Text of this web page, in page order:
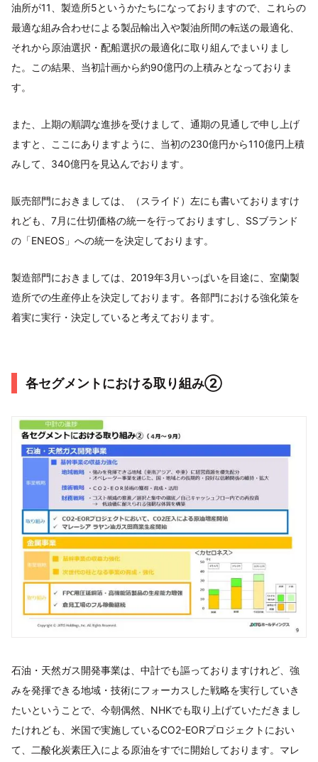
油所が11、製造所5というかたちになっておりますので、これらの
最適な組み合わせによる製品輸出入や製油所間の転送の最適化、
それから原油選択・配船選択の最適化に取り組んでまいりまし
た。この結果、当初計画から約90億円の上積みとなっておりま
す。
また、上期の順調な進捗を受けまして、通期の見通しで申し上げ
ますと、ここにありますように、当初の230億円から110億円上積
みして、340億円を見込んでおります。
販売部門におきましては、（スライド）左にも書いておりますけ
れども、7月に仕切価格の統一を行っておりますし、SSブランド
の「ENEOS」への統一を決定しております。
製造部門におきましては、2019年3月いっぱいを目途に、室蘭製
造所での生産停止を決定しております。各部門における強化策を
着実に実行・決定していると考えております。
各セグメントにおける取り組み②
石油・天然ガス開発事業は、中計でも謳っておりますけれど、強
みを発揮できる地域・技術にフォーカスした戦略を実行していき
たいということで、今朝偶然、NHKでも取り上げていただきまし
たけれども、米国で実施しているCO2-EORプロジェクトにおい
て、二酸化炭素圧入による原油をすでに開始しております。マレ